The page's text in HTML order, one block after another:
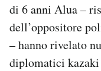
AREA PERSONALE
di 6 anni Alua –
dell’oppositore
– hanno rivelato
diplomatici